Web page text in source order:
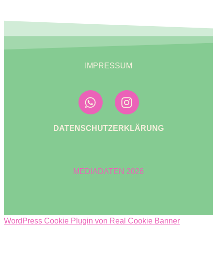
IMPRESSUM
DATENSCHUTZERKLÄRUNG
MEDIADATEN 2026
WordPress Cookie Plugin von Real Cookie Banner